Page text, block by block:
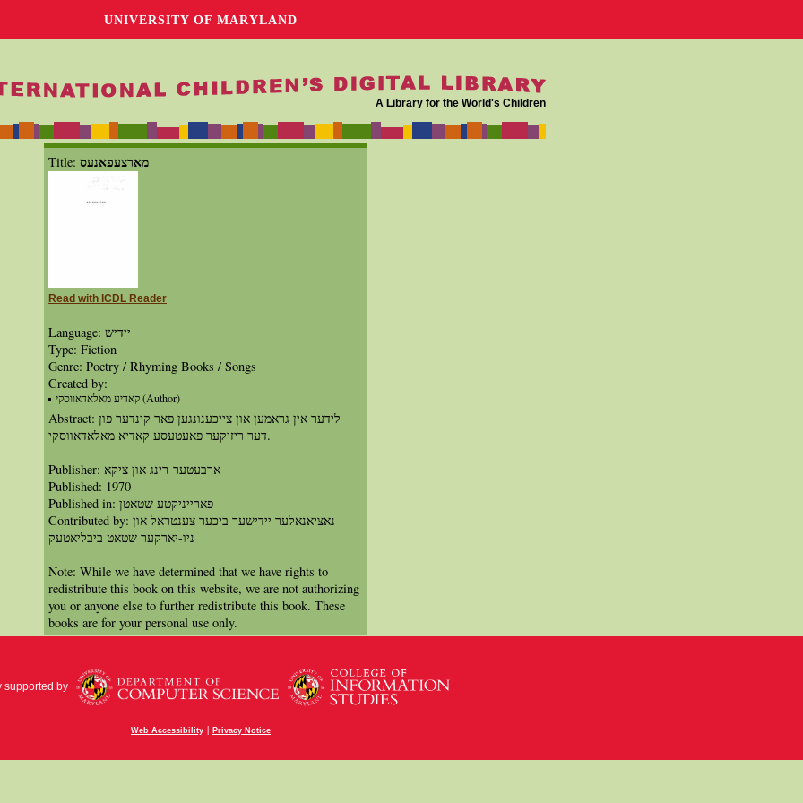
UNIVERSITY OF MARYLAND
A Library for the World's Children
Title: מארצעפאנעס
Read with ICDL Reader
Language: יידיש
Type: Fiction
Genre: Poetry / Rhyming Books / Songs
Created by:
קאדיע מאלאדאווסקי (Author)
Abstract: לידער אין גראמען און צייכענונגען פאר קינדער פון
דער ריזיקער פאעטעסע קאדיא מאלאדאווסקי.
Publisher: ארבעטער-רינג און ציקא
Published: 1970
Published in: פארייניקטע שטאטן
Contributed by: נאציאנאלער יידישער ביכער צענטראל און
ניו-יארקער שטאט ביבליאטעק
Note: While we have determined that we have rights to
redistribute this book on this website, we are not authorizing
you or anyone else to further redistribute this book. These
books are for your personal use only.
supported by
Web Accessibility | Privacy Notice